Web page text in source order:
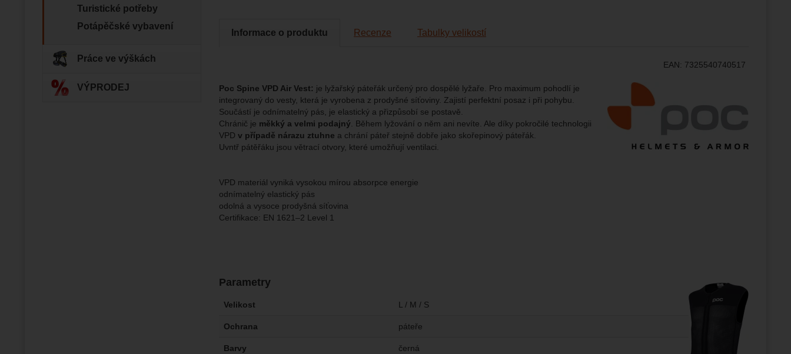
Informace o produktu Recenze Tabulky velikostí
EAN: 7325540740517
Výrobce:
Poc Spine VPD Air Vest: je lyžařský páteřák určený pro dospělé lyžaře. Pro maximum pohodlí je
integrovaný do vesty, která je vyrobena z prodyšné síťoviny. Zajistí perfektní posaz i při pohybu.
Součástí je odnímatelný pás, je elastický a přizpůsobí se postavě.
Chránič je měkký a velmi podajný. Během lyžování o něm ani nevíte. Ale díky pokročilé technologii
VPD v případě nárazu ztuhne a chrání páteř stejně dobře jako skořepinový páteřák.
Uvntř pátěřáku jsou větrací otvory, které umožňují ventilaci.
VPD materiál vyniká vysokou mírou absorpce energie
odnímatelný elastický pás
odolná a vysoce prodyšná síťovina
Certifikace: EN 1621–2 Level 1
Parametry
Velikost L / M / S
Ochrana páteře
Barvy černá
Turistické potřeby
Potápěčské vybavení
Práce ve výškách
VÝPRODEJ